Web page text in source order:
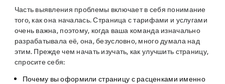
Часть выявления проблемы включает в себя понимание
того, как она началась. Страница с тарифами и услугами
очень важна, поэтому, когда ваша команда изначально
разрабатывала её, она, безусловно, много думала над
этим. Прежде чем начать изучать, как улучшить страницу,
спросите себя:
Почему вы оформили страницу с расценками именно